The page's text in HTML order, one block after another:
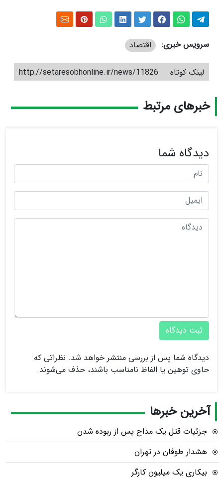
سرویس خبری: اقتصاد
لینک کوتاه http://setaresobhonline.ir/news/11826
خبرهای مرتبط
دیدگاه شما
ثبت دیدگاه
دیدگاه شما پس از بررسی منتشر خواهد شد. نظراتی که
حاوی توهین یا الفاظ نامناسب باشند، حذف می‌شوند.
آخرین خبرها
جزئیات قتل یک مداح پس از ربوده شدن
هشدار طوفان در تهران
بیکاری یک میلیون کارگر